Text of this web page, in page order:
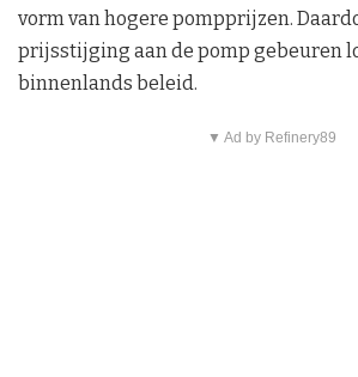
vorm van hogere pompprijzen.
prijsstijging aan de pomp gebeuren
binnenlands beleid.
▼ Ad by Refinery89